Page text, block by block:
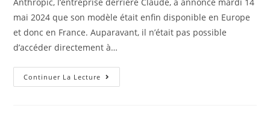
mai 2024 que son modèle était enfin disponible en Europe
et donc en France. Auparavant, il n’était pas possible
d’accéder directement à…
Continuer La Lecture Claude
IA